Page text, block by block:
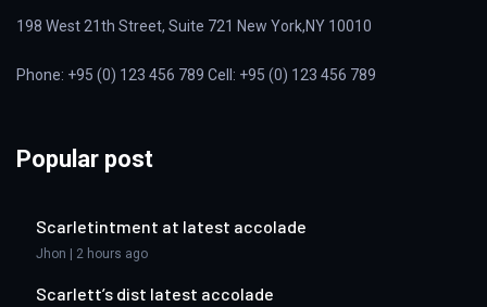
198 West 21th Street, Suite 721 New York,NY 10010
Phone: +95 (0) 123 456 789 Cell: +95 (0) 123 456 789
Popular post
Scarletintment at latest accolade
Jhon | 2 hours ago
Scarlett’s dist latest accolade